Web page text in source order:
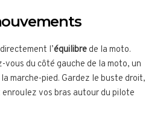
l’équilibre de la moto.
vous du côté gauche de la moto, un
marche-pied. Gardez le buste droit,
vos bras autour du pilote